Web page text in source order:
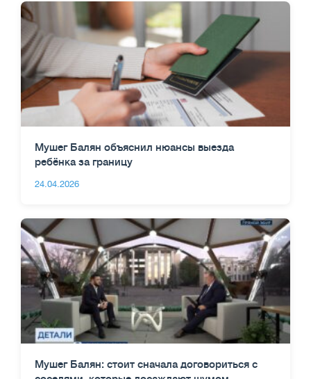
Мушег Балян объяснил нюансы выезда
ребёнка за границу
24.04.2026
Мушег Балян: стоит сначала договориться с